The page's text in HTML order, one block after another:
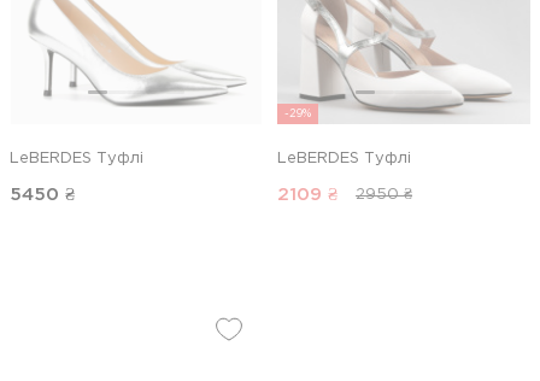
LeBERDES Туфлі
5450 ₴
-29%
LeBERDES Туфлі
2109 ₴ 2950 ₴